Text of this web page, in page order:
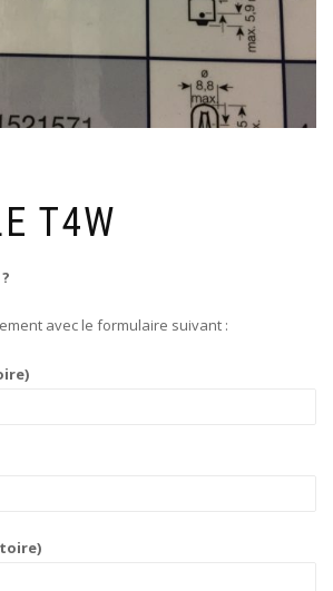
T4W
avec le formulaire suivant :